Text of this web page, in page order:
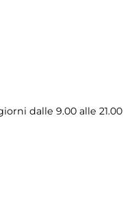
dalle 9.00 alle 21.00